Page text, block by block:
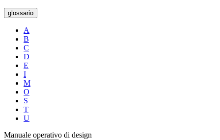
glossario
A
B
C
D
E
I
M
O
S
T
U
Manuale operativo di design